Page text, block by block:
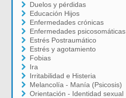
Duelos y pérdidas
Educación Hijos
Enfermedades crónicas
Enfermedades psicosomáticas
Estrés Postraumático
Estrés y agotamiento
Fobias
Ira
Irritabilidad e Histeria
Melancolía - Manía (Psicosis)
Orientación - Identidad sexual